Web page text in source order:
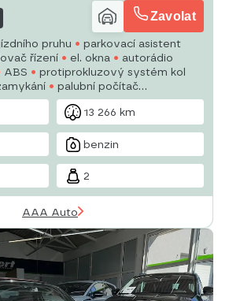
Zavolat
pruhu
parkovací asistent
řízení el. okna
autorádio
ABS
protiprokluzový systém kol
palubní počítač
(ESP)
vyhřívaná sedadla
13 266 km
benzin
2
AAA Auto